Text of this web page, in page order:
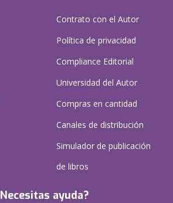
Contrato con el Autor
Política de privacidad
Compliance Editorial
Universidad del Autor
Compras en cantidad
Canales de distribución
Simulador de publicación
de libros
ayuda?